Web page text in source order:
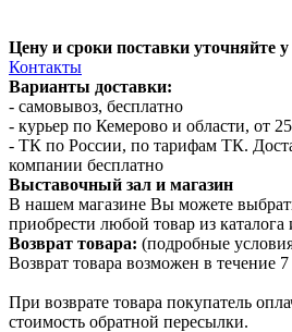
Цену и сроки поставки уточняйте
Контакты
Варианты доставки:
- самовывоз, бесплатно
- курьер по Кемерово и области, от
- ТК по России, по тарифам ТК.
компании бесплатно
Выставочный зал и магазин
В нашем магазине Вы можете
приобрести любой товар из каталога
Возврат товара: (подробные
Возврат товара возможен в течение
При возврате товара покупатель
стоимость обратной пересылки.